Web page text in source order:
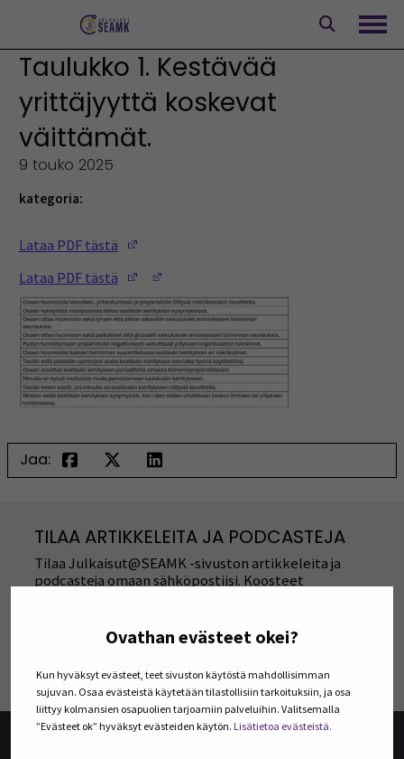
Ovathan evästeet okei?
Kun hyväksyt evästeet, teet sivuston käytöstä mahdollisimman
sujuvan. Osaa evästeistä käytetään tilastollisiin tarkoituksiin, ja osa
liittyy kolmansien osapuolien tarjoamiin palveluihin. Valitsemalla
”Evästeet ok” hyväksyt evästeiden käytön. Lisätietoa evästeistä.
Taulukko 1. Kestävää
yrittäjyyttä koskevat
väittämät.
9 touko 2025
kategoria:
Lataa PDF tästä
Lataa PDF tästä
(Opens in a new window)
Jaa:
TILAA ARTIKKELEITA JA PODCASTEJA
Tilaa Julkaisut@SEAMK -sivuston artikkeleita ja
podcasteja omaan sähköpostiisi. Koosteet